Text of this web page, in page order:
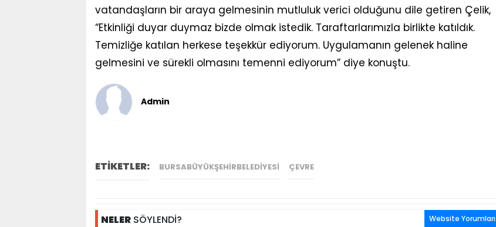
vatandaşların bir araya gelmesinin mutluluk verici olduğunu dile getiren Çelik,
“Etkinliği duyar duymaz bizde olmak istedik. Taraftarlarımızla birlikte katıldık.
Temizliğe katılan herkese teşekkür ediyorum. Uygulamanın gelenek haline
gelmesini ve sürekli olmasını temenni ediyorum” diye konuştu.
Admin
ETİKETLER: BURSABÜYÜKŞEHIRBELEDIYESI ÇEVRE
NELER SÖYLENDİ? Website Yorumları